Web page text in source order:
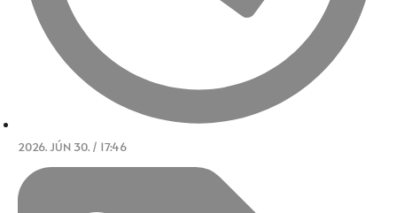
2026. JÚN 30. / 17:46